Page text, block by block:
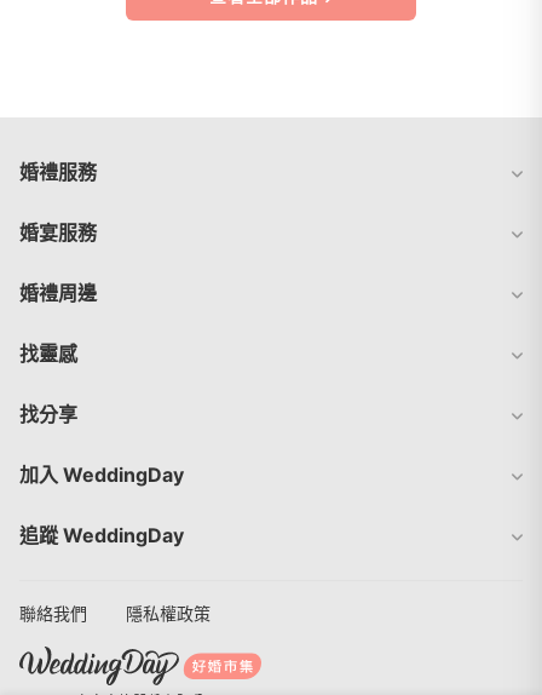
婚禮服務
婚宴服務
婚禮周邊
找靈感
找分享
加入 WeddingDay
追蹤 WeddingDay
聯絡我們 隱私權政策